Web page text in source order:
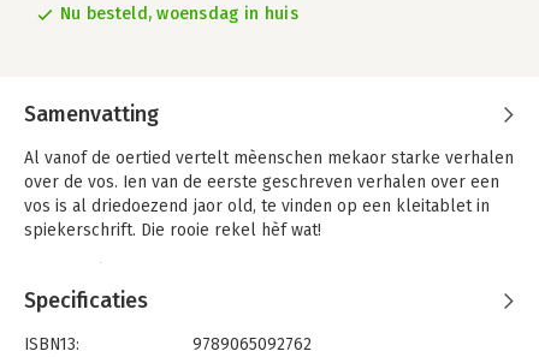
Nu besteld, woensdag in huis
Samenvatting
Al vanof de oertied vertelt mèenschen mekaor starke verhalen
over de vos. Ien van de eerste geschreven verhalen over een
vos is al driedoezend jaor old, te vinden op een kleitablet in
spiekerschrift. Die rooie rekel hèf wat!
Vos, treffend verteld in Drèents. Het is gien boek veur wieke
kinderzielties: seks, moord, incest, umklokkerij en hiel veul list
en bedrog – het komp der allemaol in veur.
Specificaties
ISBN13:
9789065092762